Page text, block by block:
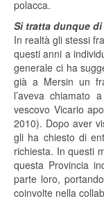
polacca.
Si tratta dunque
In realtà gli stessi
questi anni a
generale ci ha
già a Mersin un
l’aveva chiamato
vescovo Vicario
2010). Dopo aver
gli ha chiesto di
richiesta. In questi
questa Provincia
parte loro,
coinvolte nella